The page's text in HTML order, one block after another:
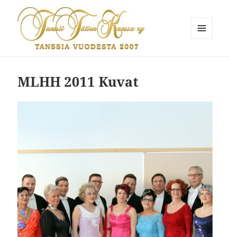
MLHH 2011 Kuvat
Ryhmä 2011